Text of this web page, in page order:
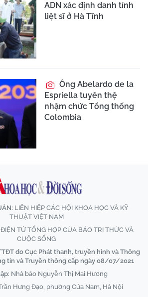
ADN xác định danh tính
liệt sĩ ở Hà Tĩnh
Ông Abelardo de la
Espriella tuyên thệ
nhậm chức Tổng thống
Colombia
LIÊN HIỆP CÁC HỘI KHOA HỌC VÀ KỸ
THUẬT VIỆT NAM
TỬ TỔNG HỢP CỦA BÁO TRI THỨC VÀ
CUỘC SỐNG
do Cục Phát thanh, truyền hình và Thông
tin và Truyền thông cấp ngày 08/07/2021
Nhà báo Nguyễn Thị Mai Hương
Hưng Đạo, phường Cửa Nam, Hà Nội